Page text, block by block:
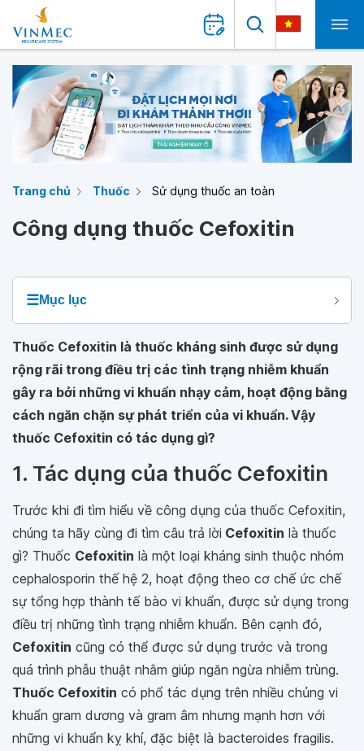
Trang chủ Thuốc Sử dụng thuốc an toàn
Công dụng thuốc Cefoxitin
☰Mục lục
Thuốc Cefoxitin là thuốc kháng sinh được sử dụng
rộng rãi trong điều trị các tình trạng nhiễm khuẩn
gây ra bởi những vi khuẩn nhạy cảm, hoạt động bằng
cách ngăn chặn sự phát triển của vi khuẩn. Vậy
thuốc Cefoxitin có tác dụng gì?
1. Tác dụng của thuốc Cefoxitin
Trước khi đi tìm hiểu về công dụng của thuốc Cefoxitin,
chúng ta hãy cùng đi tìm câu trả lời Cefoxitin là thuốc
gì? Thuốc Cefoxitin là một loại kháng sinh thuộc nhóm
cephalosporin thế hệ 2, hoạt động theo cơ chế ức chế
sự tổng hợp thành tế bào vi khuẩn, được sử dụng trong
điều trị những tình trạng nhiễm khuẩn. Bên cạnh đó,
Cefoxitin cũng có thể được sử dụng trước và trong
quá trình phẫu thuật nhằm giúp ngăn ngừa nhiễm trùng.
Thuốc Cefoxitin có phổ tác dụng trên nhiều chủng vi
khuẩn gram dương và gram âm nhưng mạnh hơn với
những vi khuẩn kỵ khí, đặc biệt là bacteroides fragilis.